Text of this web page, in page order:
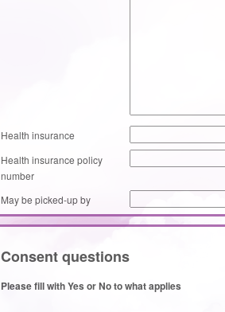
Health insurance
Health insurance policy
number
May be picked-up by
Consent questions
Please fill with Yes or No to what applies